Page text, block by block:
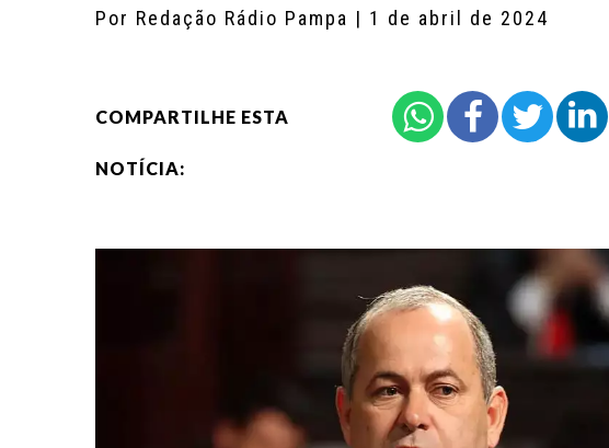
Por Redação Rádio Pampa | 1 de abril de 2024
COMPARTILHE ESTA
NOTÍCIA: